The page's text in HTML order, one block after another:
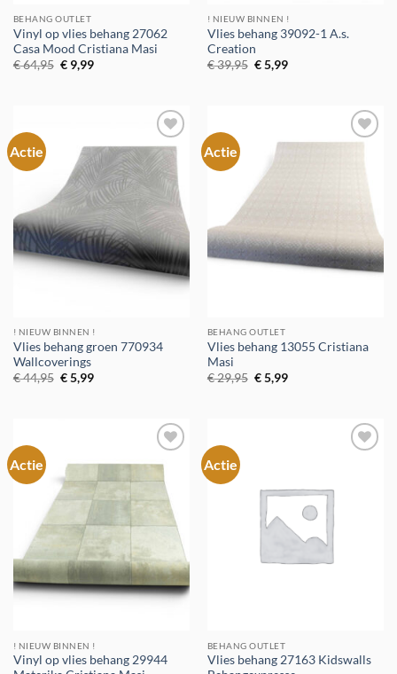
BEHANG OUTLET
Vinyl op vlies behang 27062
Casa Mood Cristiana Masi
€64,95 Oorspronkelijke
prijs
€9,99Huidige
! NIEUW BINNEN !
Vlies behang 39092-1 A.s.
Creation
€39,95 Oorspronkelijke
prijs
€5,99Huidige
Actie
Toevoegen
verlanglijst
! NIEUW BINNEN !
Vlies behang groen 770934
Wallcoverings
€44,95 Oorspronkelijke
prijs
€5,99Huidige
Actie
BEHANG OUTLET
Vlies behang 13055 Cristiana
Masi
€29,95 Oorspronkelijke
prijs
€5,99Huidige
Actie
Toevoegen
verlanglijst
! NIEUW BINNEN !
Vinyl op vlies behang 29944
Actie
verlanglijst
BEHANG OUTLET
Vlies behang 27163 Kidswalls